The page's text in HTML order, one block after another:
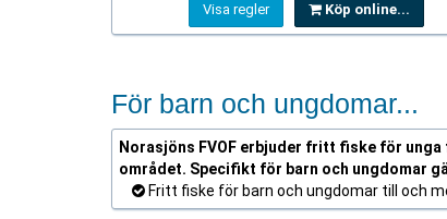
Visa regler Köp online...
För barn och ungdomar...
Norasjöns FVOF erbjuder fritt fiske för
området. Specifikt för barn och ungdomar
Fritt fiske för barn och ungdomar till och